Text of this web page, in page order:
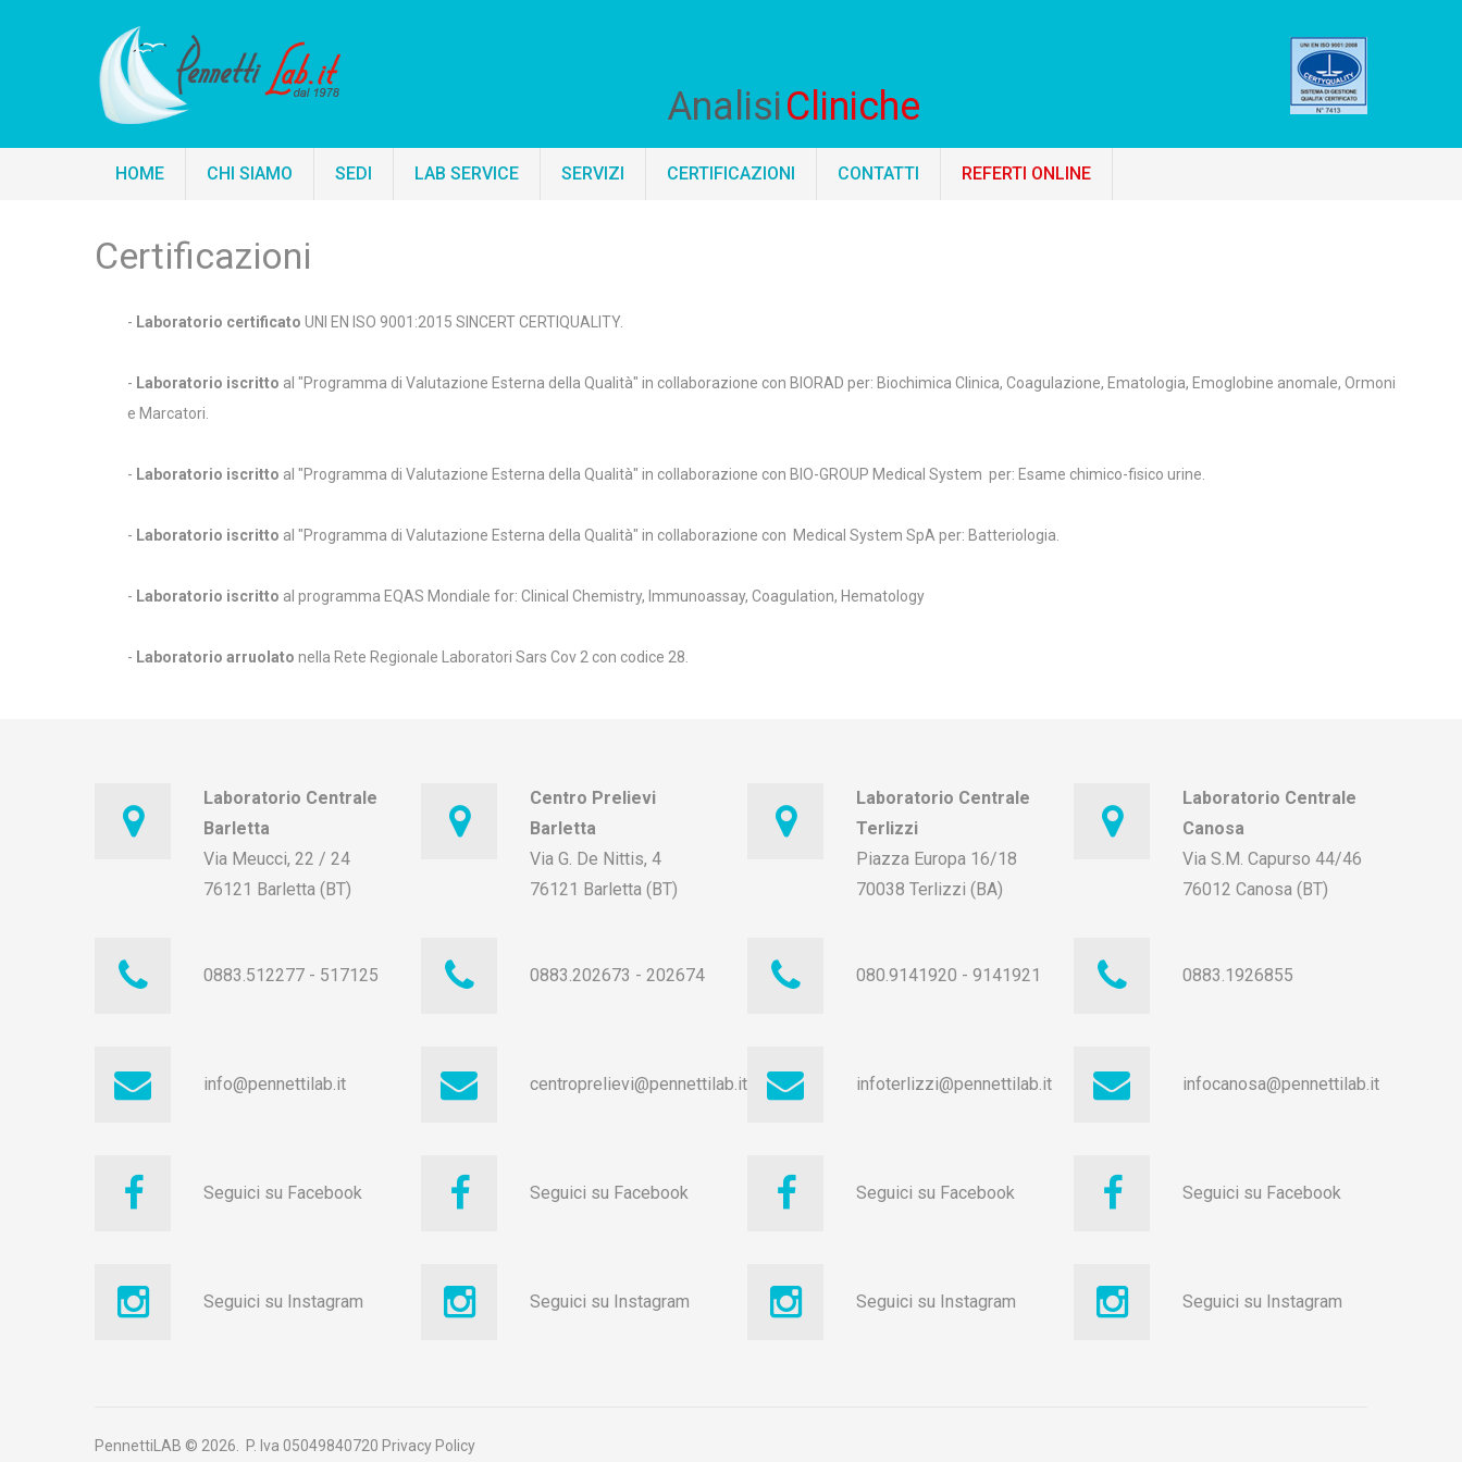
AnalisiCliniche
HOME CHI SIAMO SEDI LAB SERVICE SERVIZI CERTIFICAZIONI CONTATTI REFERTI ONLINE
Certificazioni
- Laboratorio certificato UNI EN ISO 9001:2015 SINCERT CERTIQUALITY.
- Laboratorio iscritto al "Programma di Valutazione Esterna della Qualità" in collaborazione con BIORAD per: Biochimica Clinica, Coagulazione, Ematologia, Emoglobine anomale, Ormoni
e Marcatori.
- Laboratorio iscritto al "Programma di Valutazione Esterna della Qualità" in collaborazione con BIO-GROUP Medical System per: Esame chimico-fisico urine.
- Laboratorio iscritto al "Programma di Valutazione Esterna della Qualità" in collaborazione con Medical System SpA per: Batteriologia.
- Laboratorio iscritto al programma EQAS Mondiale for: Clinical Chemistry, Immunoassay, Coagulation, Hematology
- Laboratorio arruolato nella Rete Regionale Laboratori Sars Cov 2 con codice 28.
Laboratorio Centrale
Barletta
Via Meucci, 22 / 24
76121 Barletta (BT)
0883.512277 - 517125
info@pennettilab.it
Seguici su Facebook
Seguici su Instagram
Centro Prelievi
Barletta
Via G. De Nittis, 4
76121 Barletta (BT)
0883.202673 - 202674
centroprelievi@pennettilab.it
Seguici su Facebook
Seguici su Instagram
Laboratorio Centrale
Terlizzi
Piazza Europa 16/18
70038 Terlizzi (BA)
080.9141920 - 9141921
infoterlizzi@pennettilab.it
Seguici su Facebook
Seguici su Instagram
Laboratorio Centrale
Canosa
Via S.M. Capurso 44/46
76012 Canosa (BT)
0883.1926855
infocanosa@pennettilab.it
Seguici su Facebook
Seguici su Instagram
PennettiLAB © 2026 . P. Iva 05049840720 Privacy Policy